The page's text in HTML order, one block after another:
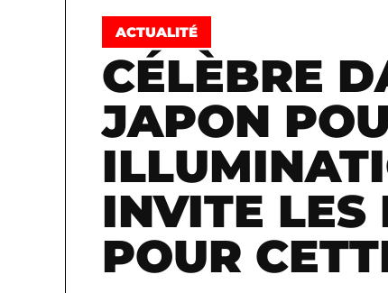
ACTUALITÉ
CÉLÈBRE
JAPON
INVITE LES
POUR